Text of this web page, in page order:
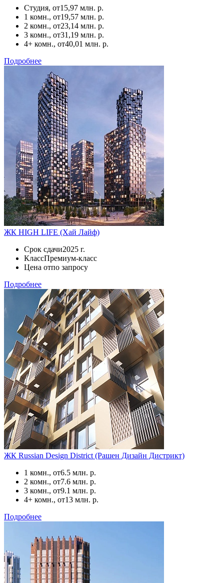
Студия, от15,97 млн. р.
1 комн., от19,57 млн. р.
2 комн., от23,14 млн. р.
3 комн., от31,19 млн. р.
4+ комн., от40,01 млн. р.
Подробнее
ЖК HIGH LIFE (Хай Лайф)
Срок сдачи2025 г.
КлассПремиум-класс
Цена отпо запросу
Подробнее
ЖК Russian Design District (Рашен Дизайн Дистрикт)
1 комн., от6.5 млн. р.
2 комн., от7.6 млн. р.
3 комн., от9.1 млн. р.
4+ комн., от13 млн. р.
Подробнее